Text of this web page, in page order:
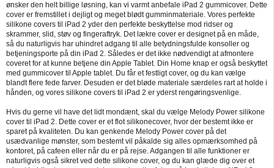
ønsker den helt billige løsning, kan vi varmt anbefale iPad 2 gummicover. Dette
cover er fremstillet i dejligt og meget blødt gumminmateriale. Vores perfekte
silikone covers til iPad 2 yder den perfekte beskyttelse mod ridser og
skrammer, slid, støv og fingeraftryk. Det lækre cover er designet på en måde,
så du naturligvis har uhindret adgang til alle betydningsfulde konsoller og
betjeningsporte på din iPad 2. Således er det ikke nødvendigt at afmontere
coveret for at kunne betjene din Apple Tablet. Din Home knap er også beskyttet
med gummicover til Apple tablet. Du får et festligt cover, og du kan vælge
blandt flere fede farver. Desuden er det bløde materiale særdeles rart at holde i
hånden, og vores silikone covers til iPad 2 er yderst rengøringsvenlige.
Hvis du gerne vil have det lidt mondænt, skal du vælge Melody Power silikone
cover til iPad 2. Dette cover er et flot silikonecover, hvor der bestemt ikke er
sparet på kvaliteten. Du kan genkende Melody Power cover på det
usædvanlige mønster, som bestemt vil påkalde sig alles opmærksomhed på
kontoret, på cafeen eller når du er på rejse. Adgangen til alle funktioner er
naturligvis også sikret ved dette silikone cover, og du kan glæde dig over et